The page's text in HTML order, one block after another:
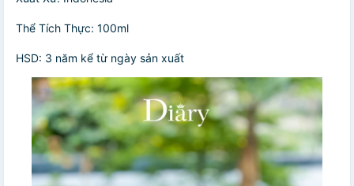
Thể Tích Thực: 100ml
HSD: 3 năm kể từ ngày sản xuất